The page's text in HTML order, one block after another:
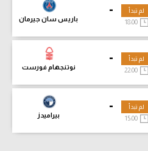
-
باريس سان جيرمان
لم تبدأ
18:00
-
نوتنجهام فورست
لم تبدأ
-
بيراميدز
لم تبدأ
15:00